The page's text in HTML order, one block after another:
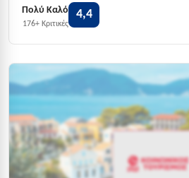
Πολύ Καλό
176+ Κριτικές
4,4